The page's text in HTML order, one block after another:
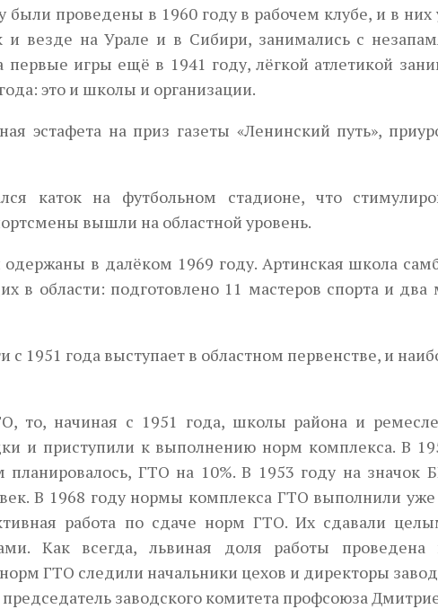
проведены в 1960 году в рабочем клубе, и в них
везде на Урале и в Сибири, занимались с
игры ещё в 1941 году, лёгкой атлетикой
это и школы и организации.
эстафета на приз газеты «Ле­нинский путь»,
каток на футбольном стадионе, что
вышли на областной уровень.
в далёком 1969 году. Артинская школа
в области: подготовлено 11 мастеров спорта и два
с 1951 года выступает в областном первенстве, и
то, начиная с 1951 года, школы района и
и приступили к выполнению норм комплекса. В
ГТО на 10%. В 1953 году на значок
В 1968 году нормы комплекса ГТО выполнили уже
работа по сдаче норм ГТО. Их сдавали
Как всегда, львиная доля работы проведена
ГТО следили на­чальники цехов и директоры
заводского комитета профсоюза